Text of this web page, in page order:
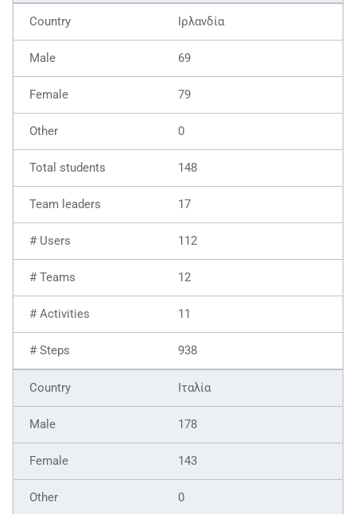
Ιρλανδία
69
79
0
148
17
112
12
11
938
Ιταλία
178
143
0